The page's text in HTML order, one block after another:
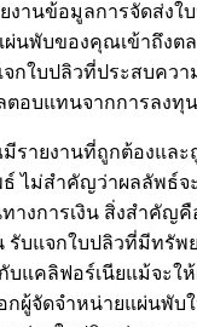
งานข้อมูลการจัดส่งใ
นพับของคุณเข้าถึงตล
กใบปลิวที่ประสบควา
ตอบแทนจากการลง
รายงานที่ถูกต้องและ
ธ์ ไม่สำคัญว่าผลลัพธ์จ
างการเงิน สิ่งสำคัญ
รับแจกใบปลิวที่มีทรัพ
บแคลิฟอร์เนียแม้จะใ
กผู้จัดจำหน่ายแผ่นพับ